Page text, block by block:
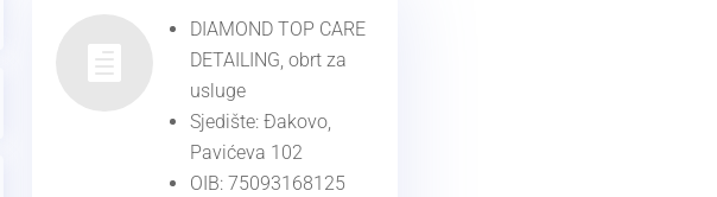
DIAMOND TOP CARE
DETAILING, obrt za
usluge
Sjedište: Đakovo,
Pavićeva 102
OIB: 75093168125